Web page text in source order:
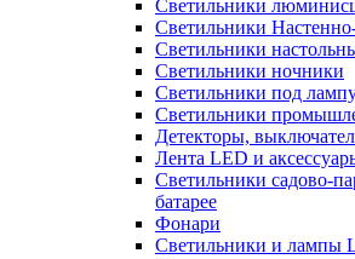
Светильники
Светильники
Светильники
Светильники ночники
Светильники под
Светильники
Детекторы,
Лента LED и
Светильники садово-
батарее
Фонари
Светильники и лампы